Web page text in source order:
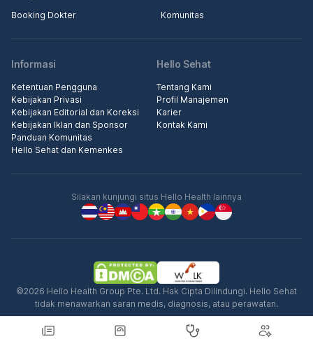
Booking Dokter
Komunitas
Informasi
Ketentuan Pengguna
Kebijakan Privasi
Kebijakan Editorial dan Koreksi
Kebijakan Iklan dan Sponsor
Panduan Komunitas
Hello Sehat dan Kemenkes
Hello Sehat
Tentang Kami
Profil Manajemen
Karier
Kontak Kami
Silakan kunjungi situs Hello Health lainnya
©2026 Hello Health Group Pte. Ltd. Hak Cipta Dilindungi. Hello Sehat
tidak menawarkan saran medis, diagnosis, atau perawatan.